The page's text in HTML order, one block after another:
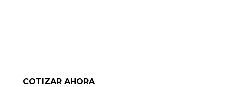
COTIZAR AHORA